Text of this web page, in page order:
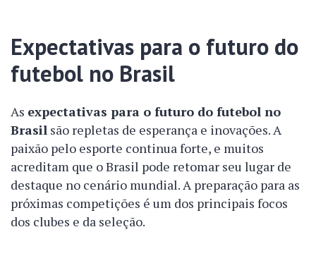
Expectativas para o futuro do
futebol no Brasil
As expectativas para o futuro do futebol no
Brasil são repletas de esperança e inovações. A
paixão pelo esporte continua forte, e muitos
acreditam que o Brasil pode retomar seu lugar de
destaque no cenário mundial. A preparação para as
próximas competições é um dos principais focos
dos clubes e da seleção.